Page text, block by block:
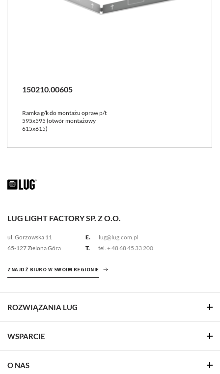
150210.00605
Ramka g/k do montażu opraw p/t
595x595 (otwór montażowy
615x615)
LUG LIGHT FACTORY SP. Z O.O.
ul. Gorzowska 11
65-127 Zielona Góra
E.
lug@lug.com.pl
T.
tel. + 48 68 45 33 200
ZNAJDŹ BIURO W SWOIM REGIONIE
ROZWIĄZANIA LUG
WSPARCIE
O NAS